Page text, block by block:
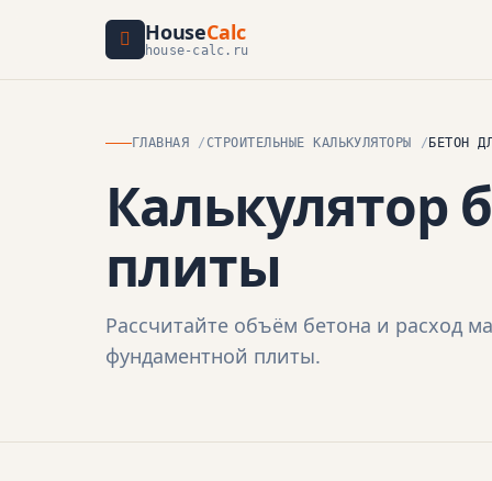
HouseCalc
house-calc.ru
ГЛАВНАЯ СТРОИТЕЛЬНЫЕ КАЛЬКУЛЯТОРЫ БЕТОН
Калькулятор
плиты
Рассчитайте объём бетона и расход
фундаментной плиты.